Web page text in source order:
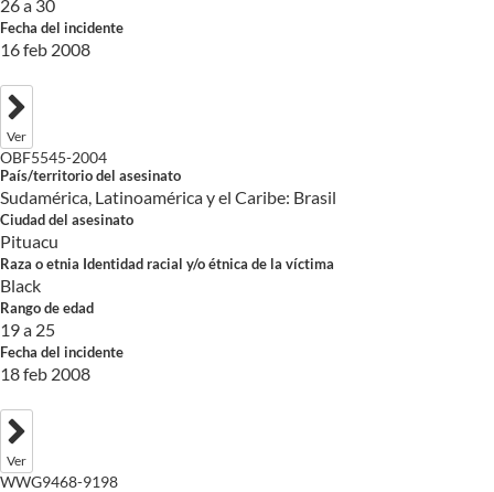
26 a 30
Fecha del incidente
16 feb 2008
Ver
OBF5545-2004
País/territorio del asesinato
Sudamérica, Latinoamérica y el Caribe: Brasil
Ciudad del asesinato
Pituacu
Raza o etnia Identidad racial y/o étnica de la víctima
Black
Rango de edad
19 a 25
Fecha del incidente
18 feb 2008
Ver
WWG9468-9198